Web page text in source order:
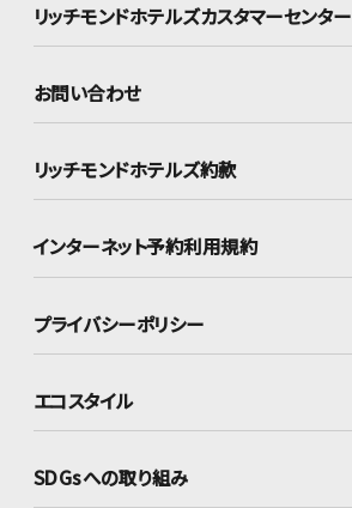
リッチモンドホテルズカスタマーセンター
お問い合わせ
リッチモンドホテルズ約款
インターネット予約利用規約
プライバシーポリシー
エコスタイル
SDGsへの取り組み